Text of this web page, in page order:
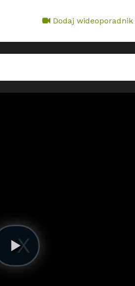
Dodaj wideoporadnik